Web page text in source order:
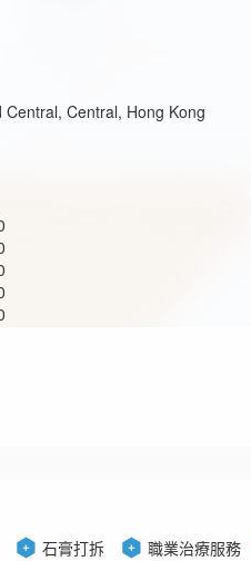
Central, Central, Hong Kong
石膏打拆 職業治療服務